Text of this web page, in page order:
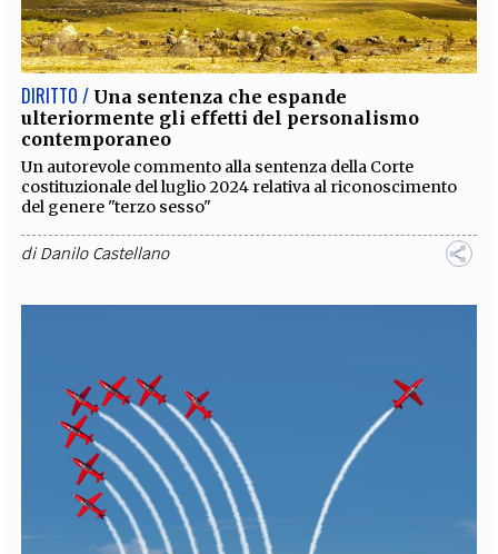
EXTRA
CODICI RUBRICHE LIBRI PROCEEDINGS PUBBLICITÀ CONTATTI
SOCIAL MEDIA
DIRITTO / Una sentenza che espande
ulteriormente gli effetti del personalismo
contemporaneo
Un autorevole commento alla sentenza della Corte
costituzionale del luglio 2024 relativa al riconoscimento
del genere "terzo sesso"
diDanilo Castellano